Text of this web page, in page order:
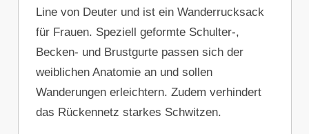
Line von Deuter und ist ein Wanderrucksack
für Frauen. Speziell geformte Schulter-,
Becken- und Brustgurte passen sich der
weiblichen Anatomie an und sollen
Wanderungen erleichtern. Zudem verhindert
das Rückennetz starkes Schwitzen.